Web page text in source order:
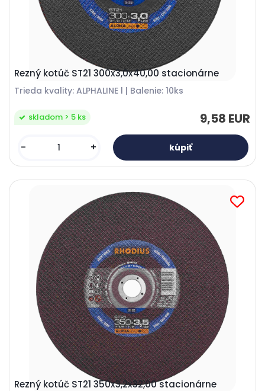
Rezný kotúč ST21 300x3,0x40,00 stacionárne
Trieda kvality: ALPHALINE l | Balenie: 10ks
9,58 EUR
skladom > 5 ks
- +
Rezný kotúč ST21 350x3,2x32,00 stacionárne